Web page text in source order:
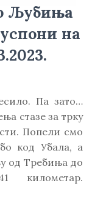
Љубиња
на
Па зато…
стазе за трку
Попели смо
код Убала, а
од Требиња до